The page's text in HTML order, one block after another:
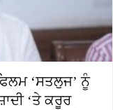
‘ਸਤਲੁਜ’ ਨੂੰ
‘ਤੇ ਕਰੂਰ